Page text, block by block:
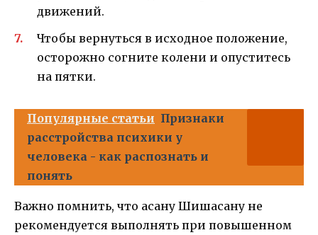
движений.
Чтобы вернуться в исходное положение,
осторожно согните колени и опуститесь
на пятки.
Популярные статьи Признаки
расстройства психики у
человека - как распознать и
понять
Важно помнить, что асану Шишасану не
рекомендуется выполнять при повышенном